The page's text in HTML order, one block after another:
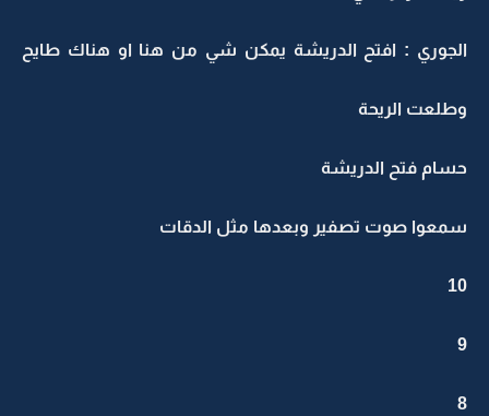
الجوري : افتح الدريشة يمكن شي من هنا او هناك طايح
وطلعت الريحة
حسام فتح الدريشة
سمعوا صوت تصفير وبعدها مثل الدقات
10
9
8